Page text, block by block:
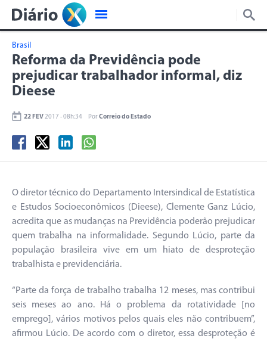
Brasil
Reforma da Previdência pode
prejudicar trabalhador informal, diz
Dieese
22 FEV2017 - 08h:34 PorCorreio do Estado
O diretor técnico do Departamento Intersindical de Estatística
e Estudos Socioeconômicos (Dieese), Clemente Ganz Lúcio,
acredita que as mudanças na Previdência poderão prejudicar
quem trabalha na informalidade. Segundo Lúcio, parte da
população brasileira vive em um hiato de desproteção
trabalhista e previdenciária.
“Parte da força de trabalho trabalha 12 meses, mas contribui
seis meses ao ano. Há o problema da rotatividade [no
emprego], vários motivos pelos quais eles não contribuem”,
afirmou Lúcio. De acordo com o diretor, essa desproteção é